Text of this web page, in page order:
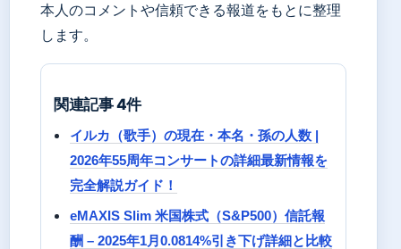
本人のコメントや信頼できる報道をもとに整理
します。
関連記事 4件
イルカ（歌手）の現在・本名・孫の人数 |
2026年55周年コンサートの詳細最新情報を
完全解説ガイド！
eMAXIS Slim 米国株式（S&P500）信託報
酬 – 2025年1月0.0814%引き下げ詳細と比較